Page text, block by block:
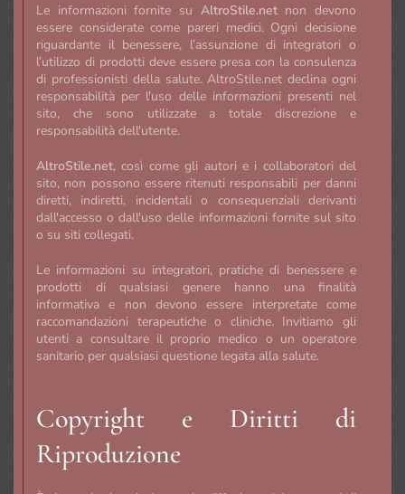
Le informazioni fornite su AltroStile.netnon devono
essere considerate come pareri medici. Ogni decisione
riguardante il benessere, l’assunzione di integratori o
l’utilizzo di prodotti deve essere presa con la consulenza
di professionisti della salute. AltroStile.net declina ogni
responsabilità per l'uso delle informazioni presenti nel
sito, che sono utilizzate a totale discrezione e
responsabilità dell'utente.
AltroStile.net, così come gli autori e i collaboratori del
sito, non possono essere ritenuti responsabili per danni
diretti, indiretti, incidentali o consequenziali derivanti
dall'accesso o dall'uso delle informazioni fornite sul sito
o su siti collegati.
Le informazioni su integratori, pratiche di benessere e
prodotti di qualsiasi genere hanno una finalità
informativa e non devono essere interpretate come
raccomandazioni terapeutiche o cliniche. Invitiamo gli
utenti a consultare il proprio medico o un operatore
sanitario per qualsiasi questione legata alla salute.
Copyright e Diritti di
Riproduzione